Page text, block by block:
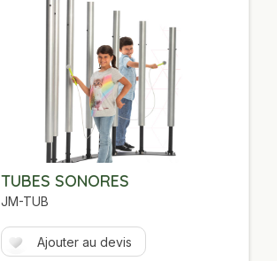
TUBES SONORES
JM-TUB
Ajouter au devis